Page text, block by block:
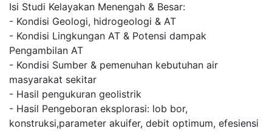
Isi Studi Kelayakan Menengah & Besar:
- Kondisi Geologi, hidrogeologi & AT
- Kondisi Lingkungan AT & Potensi dampak
Pengambilan AT
- Kondisi Sumber & pemenuhan kebutuhan air
masyarakat sekitar
- Hasil pengukuran geolistrik
- Hasil Pengeboran eksplorasi: lob bor,
konstruksi,parameter akuifer, debit optimum, efesiensi